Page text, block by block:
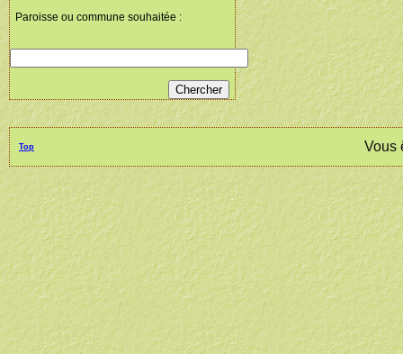
Paroisse ou commune souhaitée :
Top Vous